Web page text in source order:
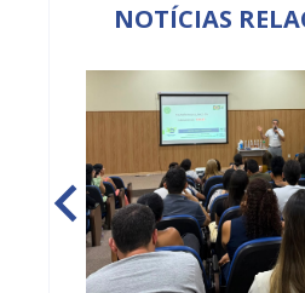
NOTÍCIAS